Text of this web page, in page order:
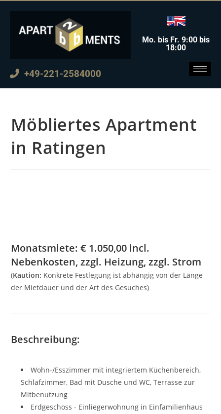
+49-221-2584000
Mo. bis Fr. 9:00 bis
18:00
Möbliertes Apartment
in Ratingen
Monatsmiete:€ 1.050,00 incl.
Nebenkosten, zzgl. Heizung, zzgl. Strom
(Kaution: Konkrete Festlegung ist abhängig von der Länge
der Mietdauer und der Art des Gesuches)
Beschreibung:
Wohn-/Esszimmer mit integriertem Küchenbereich,
Schlafzimmer, Bad mit Dusche und WC, Terrasse zur
Mitbenutzung
Erdgeschoss - Einliegerwohnung in Einfamilienhaus